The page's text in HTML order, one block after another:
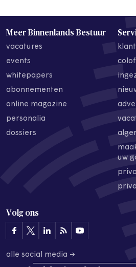
Meer Binnenlands Bestuur
vacatures
events
whitepapers
abonnementen
online magazine
personalia
dossiers
uw
Volg ons
alle social media →